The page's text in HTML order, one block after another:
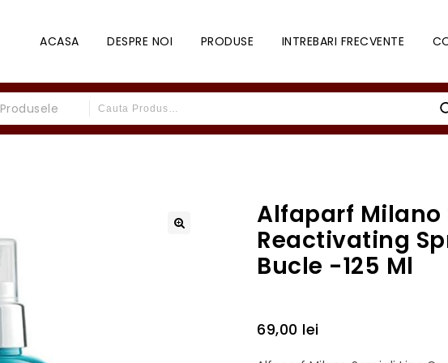
ACASA DESPRE NOI PRODUSE INTREBARI FRECVENTE
Alfaparf Milano
Reactivating
Bucle -125 Ml
69,00 lei